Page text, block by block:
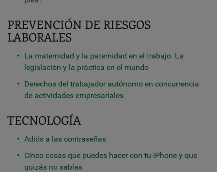
PREVENCIÓN DE RIESGOS
LABORALES
La maternidad y la paternidad en el trabajo. La
legislación y la práctica en el mundo
Derechos del trabajador autónomo en concurrencia
de actividades empresariales
TECNOLOGÍA
Adiós a las contraseñas
Cinco cosas que puedes hacer con tu iPhone y que
quizás no sabías